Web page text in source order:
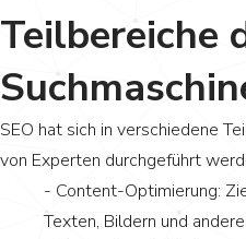
Teilbereiche
SEO hat sich in verschiedene
von Experten durchgeführt
- Content-Optimierung:
Texten, Bildern und